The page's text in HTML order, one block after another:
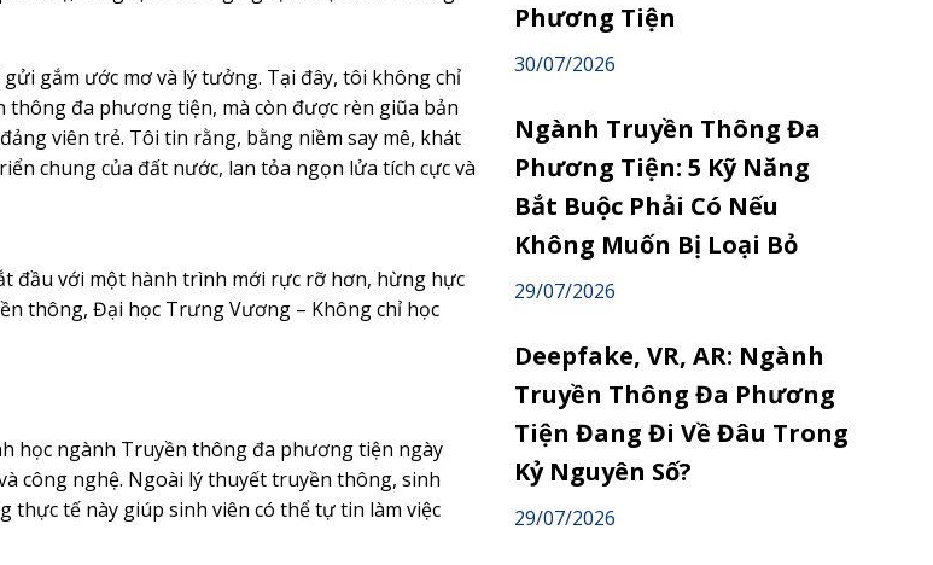
gắm ước mơ và lý tưởng. Tại đây, tôi không chỉ
đa phương tiện, mà còn được rèn giũa bản
viên trẻ. Tôi tin rằng, bằng niềm say mê, khát
chung của đất nước, lan tỏa ngọn lửa tích cực và
đầu với một hành trình mới rực rỡ hơn, hừng hực
thông, Đại học Trưng Vương – Không chỉ học
học ngành Truyền thông đa phương tiện ngày
công nghệ. Ngoài lý thuyết truyền thông, sinh
thực tế này giúp sinh viên có thể tự tin làm việc
Phương Tiện
30/07/2026
Ngành Truyền Thông Đa
Phương Tiện: 5 Kỹ Năng
Bắt Buộc Phải Có Nếu
Không Muốn Bị Loại Bỏ
29/07/2026
Deepfake, VR, AR: Ngành
Truyền Thông Đa Phương
Tiện Đang Đi Về Đâu Trong
Kỷ Nguyên Số?
29/07/2026